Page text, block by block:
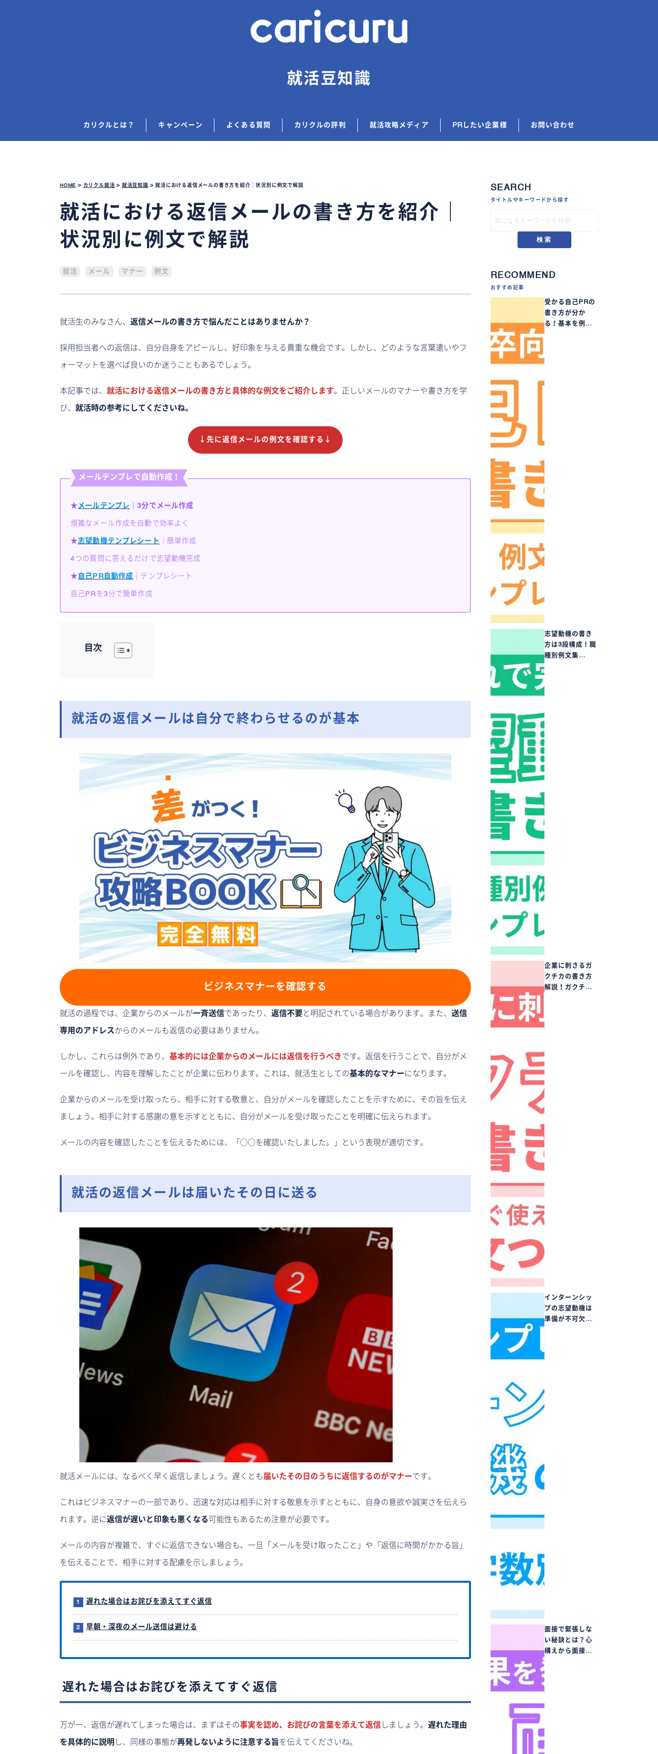
就活豆知識
カリクルとは？ キャンペーン よくある質問 カリクルの評判 就活攻略メディア PRしたい企業様 お問い合わせ
HOME > カリクル就活 > 就活豆知識 >就活における返信メールの書き方を紹介｜状況別に例文で解説
就活における返信メールの書き方を紹介｜
状況別に例文で解説
就活 メール マナー 例文
就活生のみなさん、 返信メールの書き方で悩んだことはありませんか？
採用担当者への返信は、自分自身をアピールし、好印象を与える貴重な機会です。しかし、どのような言葉遣いやフ
ォーマットを選べば良いのか迷うこともあるでしょう。
本記事では、 就活における返信メールの書き方と具体的な例文をご紹介します。正しいメールのマナーや書き方を学
び、 就活時の参考にしてくださいね。
↓先に返信メールの例文を確認する↓
メールテンプレで自動作成！
★ メールテンプレ ｜3分でメール作成
煩雑なメール作成を自動で効率よく
★志望動機テンプレシート ｜簡単作成
4つの質問に答えるだけで志望動機完成
★ 自己PR自動作成 ｜テンプレシート
自己PRを3分で簡単作成
目次
就活の返信メールは自分で終わらせるのが基本
ビジネスマナーを確認する
就活の過程では、企業からのメールが一斉送信であったり、 返信不要と明記されている場合があります。また、 送信
専用のアドレスからのメールも返信の必要はありません。
しかし、これらは例外であり、 基本的には企業からのメールには返信を行うべきです。返信を行うことで、自分がメ
ールを確認し、内容を理解したことが企業に伝わります。これは、就活生としての基本的なマナーになります。
企業からのメールを受け取ったら、相手に対する敬意と、自分がメールを確認したことを示すために、その旨を伝え
ましょう。相手に対する感謝の意を示すとともに、自分がメールを受け取ったことを明確に伝えられます。
メールの内容を確認したことを伝えるためには、「○○を確認いたしました。」という表現が適切です。
就活の返信メールは届いたその日に送る
就活メールには、なるべく早く返信しましょう。遅くとも届いたその日のうちに返信するのがマナーです。
これはビジネスマナーの一部であり、迅速な対応は相手に対する敬意を示すとともに、自身の意欲や誠実さを伝えら
れます。逆に返信が遅いと印象も悪くなる 可能性もあるため注意が必要です。
メールの内容が複雑で、すぐに返信できない場合も、一旦「メールを受け取ったこと」や「返信に時間がかかる旨」
を伝えることで、相手に対する配慮を示しましょう。
遅れた場合はお詫びを添えてすぐ返信
早朝・深夜のメール送信は避ける
遅れた場合はお詫びを添えてすぐ返信
万が一、返信が遅れてしまった場合は、まずはその事実を認め、お詫びの言葉を添えて返信 しましょう。 遅れた理由
を具体的に説明 し、同様の事態が再発しないように注意する旨を伝えてくださいね。
SEARCH
タイトルやキーワードから探す
検索
RECOMMEND
おすすめ記事
受かる自己PRの
書き方が分か
る！基本を例…
志望動機の書き
方は3段構成！職
種別例文集…
企業に刺さるガ
クチカの書き方
解説！ガクチ…
インターンシッ
プの志望動機は
準備が不可欠…
面接で緊張しな
い秘訣とは？心
構えから面接…